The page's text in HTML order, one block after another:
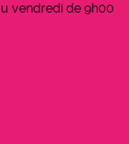
vendredi de 9h00